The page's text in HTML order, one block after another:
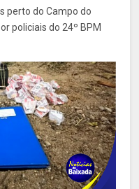
perto do Campo do
policiais do 24º BPM